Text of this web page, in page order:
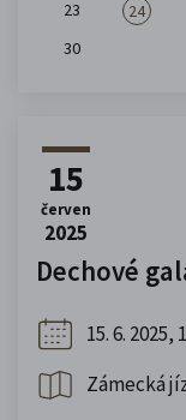
23
24
30
15
červen
2025
Dechové
15. 6. 2025,
Zámecká